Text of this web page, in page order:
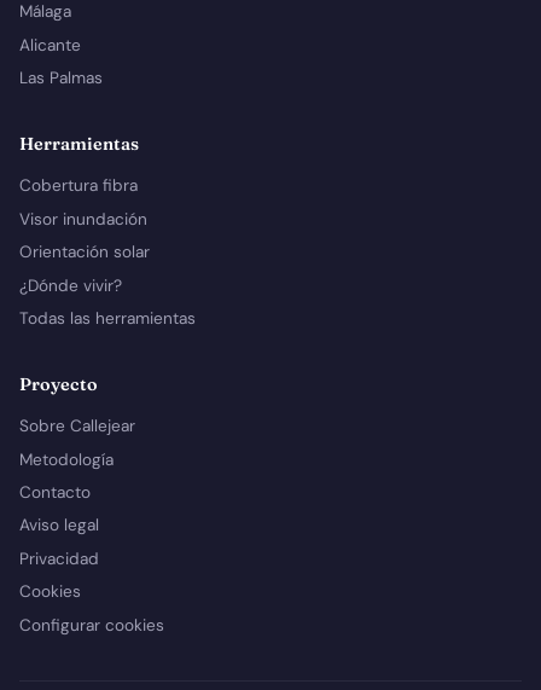
Málaga
Alicante
Las Palmas
Herramientas
Cobertura fibra
Visor inundación
Orientación solar
¿Dónde vivir?
Todas las herramientas
Proyecto
Sobre Callejear
Metodología
Contacto
Aviso legal
Privacidad
Cookies
Configurar cookies